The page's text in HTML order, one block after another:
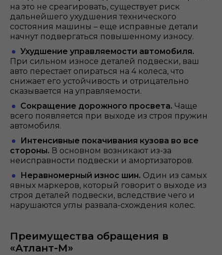
на это не среагировать, существует риск
дальнейшего ухудшения технического
состояния машины – еще исправные детали
начнут подвергаться повышенному износу.
Ухудшение управляемости автомобиля.
При сильном износе деталей подвески, ваш
авто перестает опираться на 4 колеса, что
снижает его устойчивость и отрицательно
сказывается на управляемости.
Сокращение дорожного просвета. Чаще
всего появляется при выходе из строя пружин
автомобиля.
Интенсивные покачивания кузова во все
стороны. В основном возникают из-за
неисправности подвески и амортизаторов.
Неравномерный износ шин. Один из самых
явных маркеров, который говорит о выходе из
строя деталей подвески, вследствие чего и
нарушаются углы развала-схождения колес.
Преимущества обращения в
«Атлант-М»